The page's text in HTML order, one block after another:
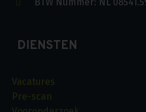
DIENSTEN
Vacatures
Pre-scan